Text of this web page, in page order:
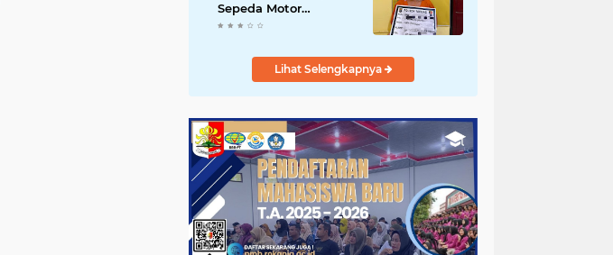
Sepeda Motor
Ditangkap Polsek
Lihat Selengkapnya